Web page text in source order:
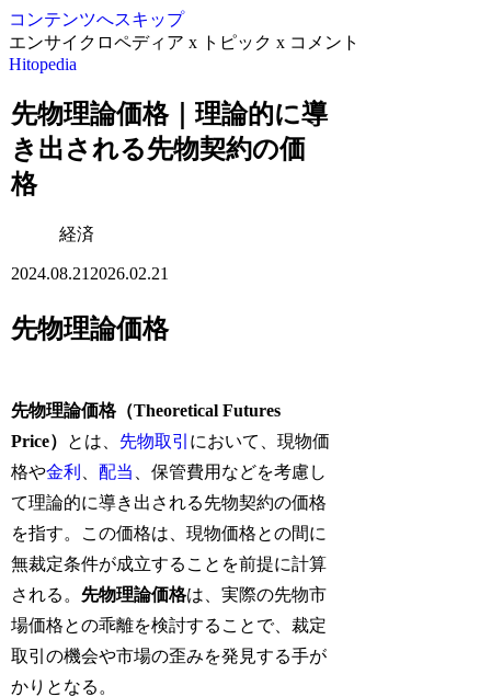
コンテンツへスキップ
エンサイクロペディア x トピック x コメント
Hitopedia
先物理論価格｜理論的に導
き出される先物契約の価
格
経済
2024.08.21 2026.02.21
先物理論価格
先物理論価格（Theoretical Futures
Price）
とは、 先物取引 において、現物価
格や金利 、配当
、保管費用などを考慮し
て理論的に導き出される先物契約の価格
を指す。この価格は、現物価格との間に
無裁定条件が成立することを前提に計算
される。先物理論価格は、実際の先物市
場価格との乖離を検討することで、裁定
取引の機会や市場の歪みを発見する手が
かりとなる。